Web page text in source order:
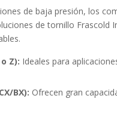
de baja presión, los
de tornillo Frascold
Z): Ideales para
BX): Ofrecen gran